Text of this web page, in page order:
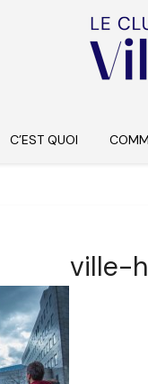
C’EST QUOI
ville-